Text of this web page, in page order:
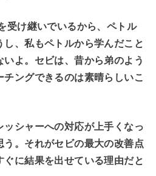
受け継いでいるから、ペトル
し、私もペトルから学んだこと
いよ。セビは、昔から弟のよう
ングできるのは素晴らしいこ
ッシャーへの対応が上手くなっ
う。それがセビの最大の改善点
に結果を出せている理由だと